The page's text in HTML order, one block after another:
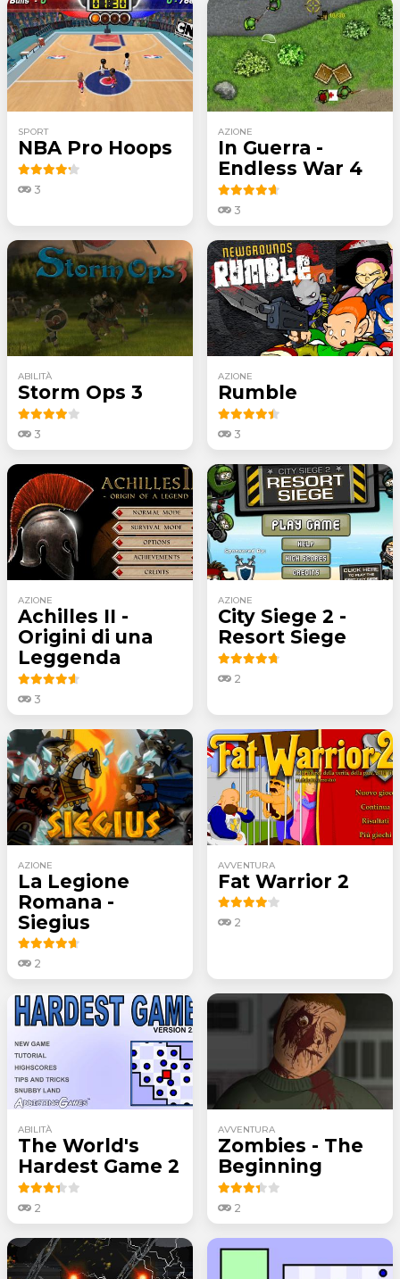
SPORT
NBA Pro Hoops
3
AZIONE
In Guerra -
Endless War 4
3
ABILITÀ
Storm Ops 3
3
AZIONE
Rumble
3
AZIONE
Achilles II -
Origini di una
Leggenda
3
AZIONE
City Siege 2 -
Resort Siege
2
AZIONE
La Legione
Romana -
Siegius
2
AVVENTURA
Fat Warrior 2
2
ABILITÀ
The World's
Hardest Game 2
2
AVVENTURA
Zombies - The
Beginning
2